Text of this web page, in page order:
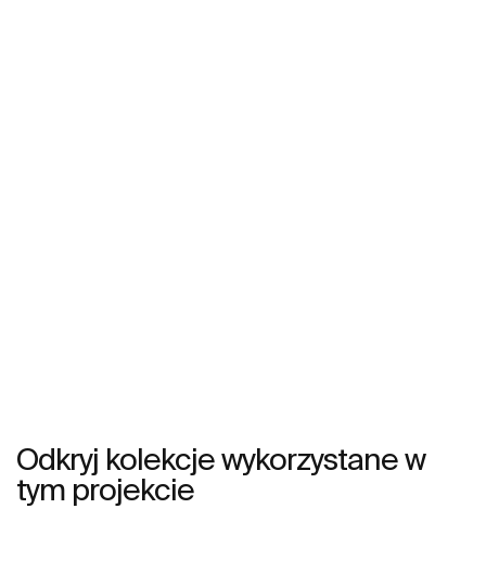
Odkryj kolekcje wykorzystane w
tym projekcie